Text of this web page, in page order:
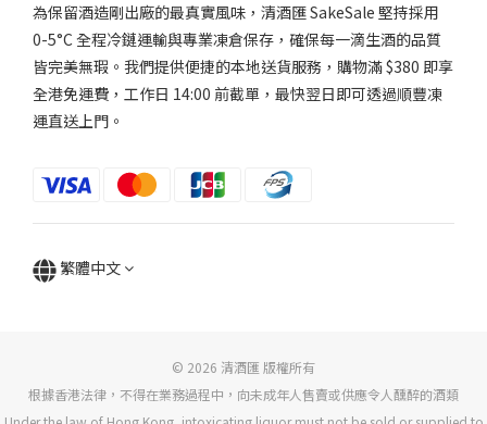
為保留酒造剛出廠的最真實風味，清酒匯 SakeSale 堅持採用
0-5°C 全程冷鏈運輸與專業凍倉保存，確保每一滴生酒的品質
皆完美無瑕。我們提供便捷的本地送貨服務，購物滿 $380 即享
全港免運費，工作日 14:00 前截單，最快翌日即可透過順豐凍
運直送上門。
繁體中文
© 2026 清酒匯 版權所有
根據香港法律，不得在業務過程中，向未成年人售賣或供應令人醺醉的酒類